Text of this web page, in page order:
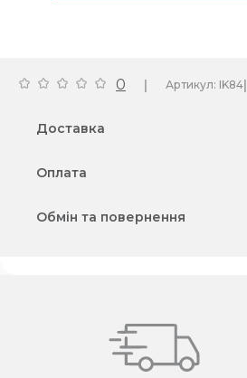
0 | Артикул: IK84|
Доставка
Оплата
Обмін та повернення